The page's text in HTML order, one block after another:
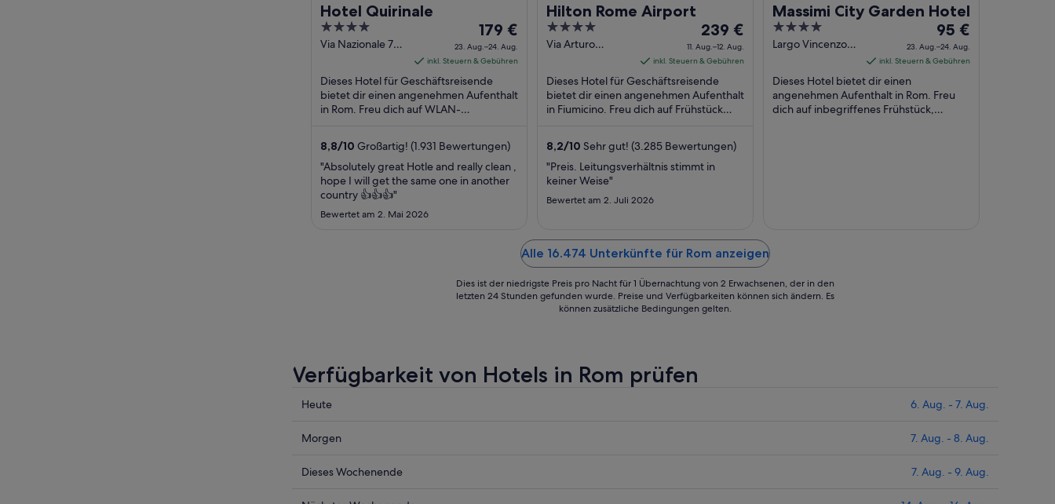
Hotel Quirinale
4
out
5
Via Nazionale 7
Der
Preis
beträgt
179 €
pro
23.
Aug.
bis
179 €
23. Aug.–24. Aug.
inkl. Steuern & Gebühren
Dieses Hotel für Geschäftsreisende
bietet dir einen angenehmen Aufenthalt
in Rom. Freu dich auf WLAN-
8,8/10 Großartig! (1.931 Bewertungen)
"Absolutely great Hotle and really clean ,
hope I will get the same one in another
country 👍👍👍"
Bewertet am 2. Mai 2026
Hilton Rome Airport
4
out
5
Via Arturo
Der
Preis
beträgt
239 €
pro
Nacht
11.
Aug.
bis
239 €
11. Aug.–12. Aug.
inkl. Steuern & Gebühren
Dieses Hotel für Geschäftsreisende
bietet dir einen angenehmen Aufenthalt
in Fiumicino. Freu dich auf Frühstück
8,2/10 Sehr gut! (3.285 Bewertungen)
"Preis. Leitungsverhältnis stimmt in
keiner Weise"
Bewertet am 2. Juli 2026
Massimi City Garden Hotel
4
out
5
Largo Vincenzo
Der
Preis
beträgt
pro
Nacht
95 €
23. Aug.–24. Aug.
inkl. Steuern & Gebühren
Dieses Hotel bietet dir einen
angenehmen Aufenthalt in Rom. Freu
dich auf inbegriffenes Frühstück,
Alle 16.474 Unterkünfte für Rom anzeigen
Dies ist der niedrigste Preis pro Nacht für 1 Übernachtung von 2 Erwachsenen, der in den
letzten 24 Stunden gefunden wurde. Preise und Verfügbarkeiten können sich ändern. Es
können zusätzliche Bedingungen gelten.
Verfügbarkeit von Hotels in Rom prüfen
Prüfe
Preise
Rom
Heute 6. Aug. - 7. Aug.
Prüfe
Preise
Morgen 7. Aug. - 8. Aug.
Prüfe
Dieses Wochenende 7. Aug. - 9. Aug.